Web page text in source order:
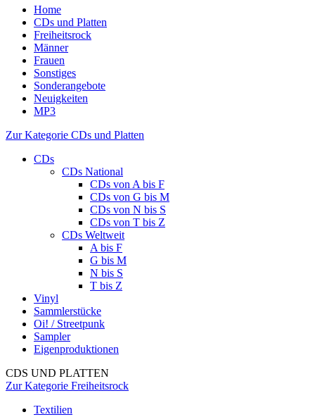
Home
CDs und Platten
Freiheitsrock
Männer
Frauen
Sonstiges
Sonderangebote
Neuigkeiten
MP3
Zur Kategorie CDs und Platten
CDs
CDs National
CDs von A bis F
CDs von G bis M
CDs von N bis S
CDs von T bis Z
CDs Weltweit
A bis F
G bis M
N bis S
T bis Z
Vinyl
Sammlerstücke
Oi! / Streetpunk
Sampler
Eigenproduktionen
CDS UND PLATTEN
Zur Kategorie Freiheitsrock
Textilien